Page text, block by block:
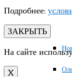
Подробнее:
ЗАКРЫТЬ
На сайте
X